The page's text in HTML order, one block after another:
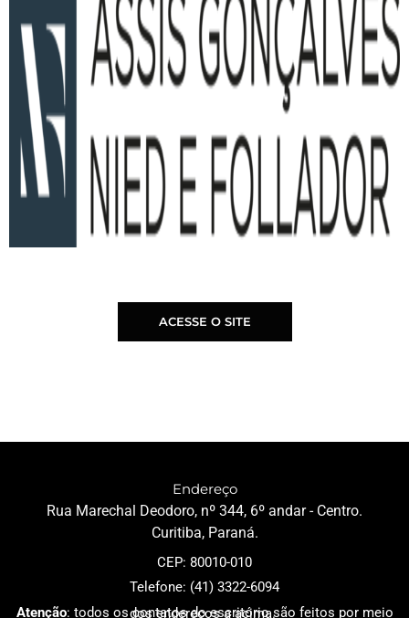
ACESSE O SITE
Endereço
Rua Marechal Deodoro, nº 344, 6º andar - Centro.
Curitiba, Paraná.
CEP: 80010-010
Telefone: (41) 3322-6094
Atenção
: todos os contatos do escritório são feitos por meio dos endereços a acima.